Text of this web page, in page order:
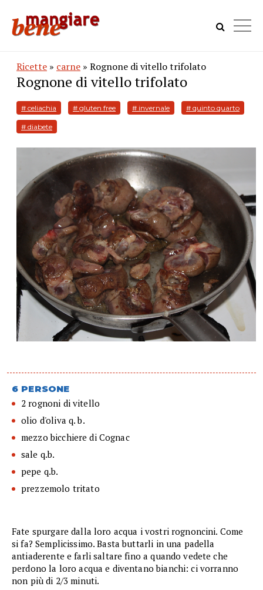
Ricette » carne » Rognone di vitello trifolato
Rognone di vitello trifolato
# celiachia # gluten free # invernale # quinto quarto
# diabete
6 PERSONE
2 rognoni di vitello
olio d'oliva q. b.
mezzo bicchiere di Cognac
sale q.b.
pepe q.b.
prezzemolo tritato
Fate spurgare dalla loro acqua i vostri rognoncini. Come
si fa? Semplicissimo. Basta buttarli in una padella
antiaderente e farli saltare fino a quando vedete che
perdono la loro acqua e diventano bianchi: ci vorranno
non più di 2/3 minuti.